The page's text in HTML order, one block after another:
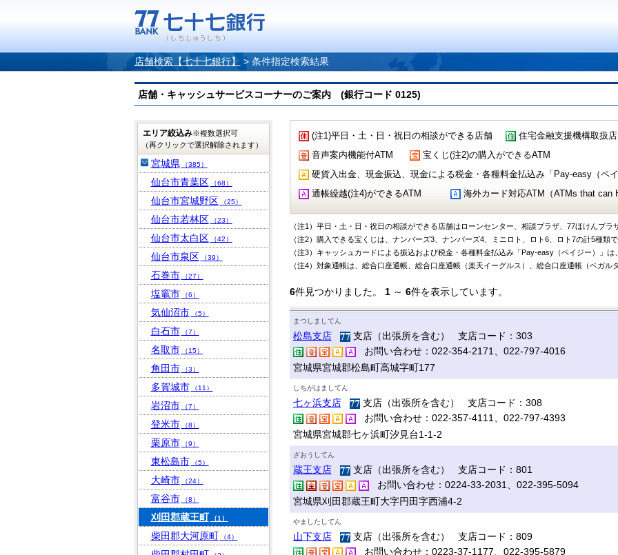
店舗検索【七十七銀行】 > 条件指定検索結果
店舗・キャッシュサービスコーナーのご案内 (銀行コード 0125)
(注1)平日・土・日・祝日の相談ができる店舗 住宅金融支援機構取扱店
音声案内機能付ATM
宝くじ(注2)の購入ができるATM
硬貨入出金、現金振込、現金による税金・各種料金払込み「Pay-easy（ペ
通帳繰越(注4)ができるATM
海外カード対応ATM（ATMs that can
（注1）平日・土・日・祝日の相談ができる店舗はローンセンター、相談プラザ、77ほけんプラ
（注2）購入できる宝くじは、ナンバーズ3、ナンバーズ4、ミニロト、ロト6、ロト7の計5種類で
（注3）キャッシュカードによる振込および税金・各種料金払込み「Pay-easy（ペイジー）」は
（注4）対象通帳は、総合口座通帳、総合口座通帳（楽天イーグルス）、総合口座通帳（ベガル
6件見つかりました。 1～ 6件を表示しています。
まつしましてん
松島支店
支店（出張所を含む） 支店コード：303
お問い合わせ：022-354-2171、022-797-4016
宮城県宮城郡松島町高城字町177
しちがはましてん
七ヶ浜支店
支店（出張所を含む） 支店コード：308
お問い合わせ：022-357-4111、022-797-4393
宮城県宮城郡七ヶ浜町汐見台1-1-2
ざおうしてん
蔵王支店
支店（出張所を含む） 支店コード：801
お問い合わせ：0224-33-2031、022-395-5094
宮城県刈田郡蔵王町大字円田字西浦4-2
やましたしてん
山下支店
支店（出張所を含む） 支店コード：809
お問い合わせ：0223-37-1177、022-395-5879
エリア絞込み※複数選択可
（再クリックで選択解除されます）
宮城県 （385）
仙台市青葉区 （68）
仙台市宮城野区 （25）
仙台市若林区 （23）
仙台市太白区 （42）
仙台市泉区 （39）
石巻市 （27）
塩竈市 （6）
気仙沼市 （5）
白石市 （7）
名取市 （15）
角田市 （3）
多賀城市 （11）
岩沼市 （7）
登米市 （8）
栗原市 （9）
東松島市 （5）
大崎市 （24）
富谷市 （8）
刈田郡蔵王町 （1）
柴田郡大河原町 （4）